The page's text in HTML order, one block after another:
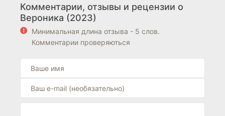
Комментарии, отзывы и рецензии о
Вероника (2023)
Минимальная длина отзыва - 5 слов.
Комментарии проверяються